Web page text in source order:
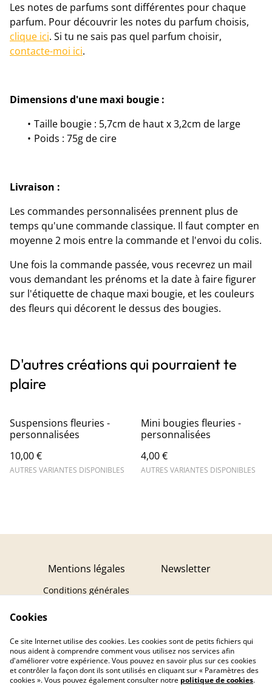
Les notes de parfums sont différentes pour chaque
parfum. Pour découvrir les notes du parfum choisis,
clique ici. Si tu ne sais pas quel parfum choisir,
contacte-moi ici.
Dimensions d'une maxi bougie :
Taille bougie : 5,7cm de haut x 3,2cm de large
Poids : 75g de cire
Livraison :
Les commandes personnalisées prennent plus de
temps qu'une commande classique. Il faut compter en
moyenne 2 mois entre la commande et l'envoi du colis.
Une fois la commande passée, vous recevrez un mail
vous demandant les prénoms et la date à faire figurer
sur l'étiquette de chaque maxi bougie, et les couleurs
des fleurs qui décorent le dessus des bougies.
D'autres créations qui pourraient te
plaire
Suspensions fleuries -
personnalisées
10,00 €
AUTRES VARIANTES DISPONIBLES
Mini bougies fleuries -
personnalisées
4,00 €
AUTRES VARIANTES DISPONIBLES
Mentions légales
Conditions générales
Newsletter
Contact Droit de rétractation
Cookies
Ce site Internet utilise des cookies. Les cookies sont de petits fichiers qui
nous aident à comprendre comment vous utilisez nos services afin
d'améliorer votre expérience. Vous pouvez en savoir plus sur ces cookies
et contrôler la façon dont ils sont utilisés en cliquant sur « Paramètres des
cookies ». Vous pouvez également consulter notre politique de cookies.